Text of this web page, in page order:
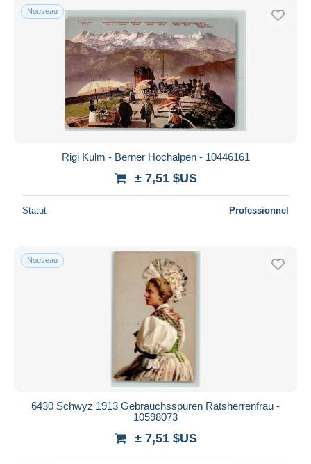
Nouveau
Rigi Kulm - Berner Hochalpen - 10446161
± 7,51 $US
Statut Professionnel
Nouveau
6430 Schwyz 1913 Gebrauchsspuren Ratsherrenfrau -
10598073
± 7,51 $US